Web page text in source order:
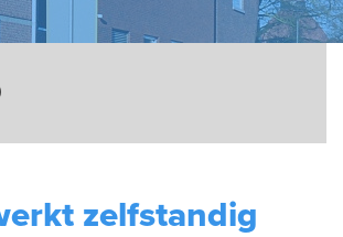
zelfstandig